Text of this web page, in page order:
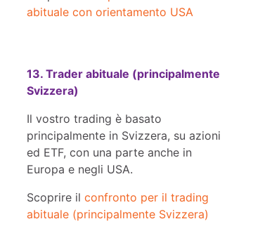
abituale con orientamento USA
13. Trader abituale (principalmente
Svizzera)
Il vostro trading è basato
principalmente in Svizzera, su azioni
ed ETF, con una parte anche in
Europa e negli USA.
Scoprire il confronto per il trading
abituale (principalmente Svizzera)